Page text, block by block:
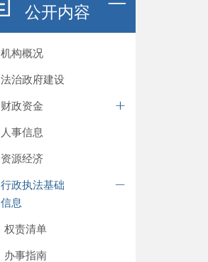
公开内容
机构概况
法治政府建设
财政资金
人事信息
资源经济
行政执法基础
信息
权责清单
办事指南